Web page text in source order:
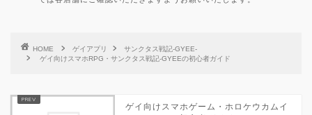
HOME ゲイアプリ
サンクタス戦記-GYEE-
ゲイ向けスマホRPG・サンクタス戦記-GYEEの初心者ガイド
ゲイ向けスマホゲーム・ホロケウカムイ